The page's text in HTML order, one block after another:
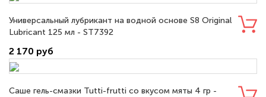
Универсальный лубрикант на водной основе S8 Original
Lubricant 125 мл - ST7392
2 170 руб
Саше гель-смазки Tutti-frutti со вкусом мяты 4 гр -